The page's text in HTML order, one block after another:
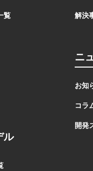
覧
ル
解決
ニ
お知
コラ
開発